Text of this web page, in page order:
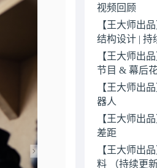
视频回顾
【王大师出
结构设计 | 持
【王大师出
节目 & 幕后
【王大师出
器人
【王大师出
差距
【王大师出
料 （持续更新